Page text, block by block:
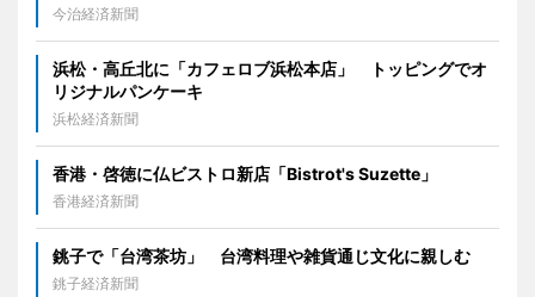
今治経済新聞
浜松・高丘北に「カフェロブ浜松本店」 トッピングでオ
リジナルパンケーキ
浜松経済新聞
香港・啓徳に仏ビストロ新店「Bistrot's Suzette」
香港経済新聞
銚子で「台湾茶坊」 台湾料理や雑貨通じ文化に親しむ
銚子経済新聞